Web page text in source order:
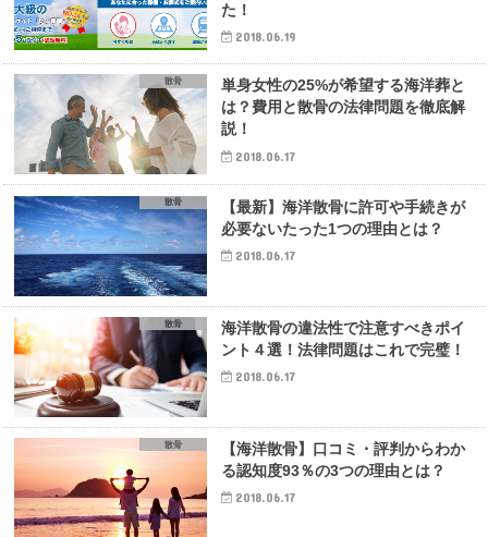
た！
2018.06.19
散骨
単身女性の25%が希望する海洋葬と
は？費用と散骨の法律問題を徹底解
説！
2018.06.17
散骨
【最新】海洋散骨に許可や手続きが
必要ないたった1つの理由とは？
2018.06.17
散骨
海洋散骨の違法性で注意すべきポイ
ント４選！法律問題はこれで完璧！
2018.06.17
散骨
【海洋散骨】口コミ・評判からわか
る認知度93％の3つの理由とは？
2018.06.17